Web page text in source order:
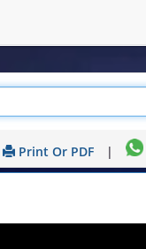
Print Or PDF |